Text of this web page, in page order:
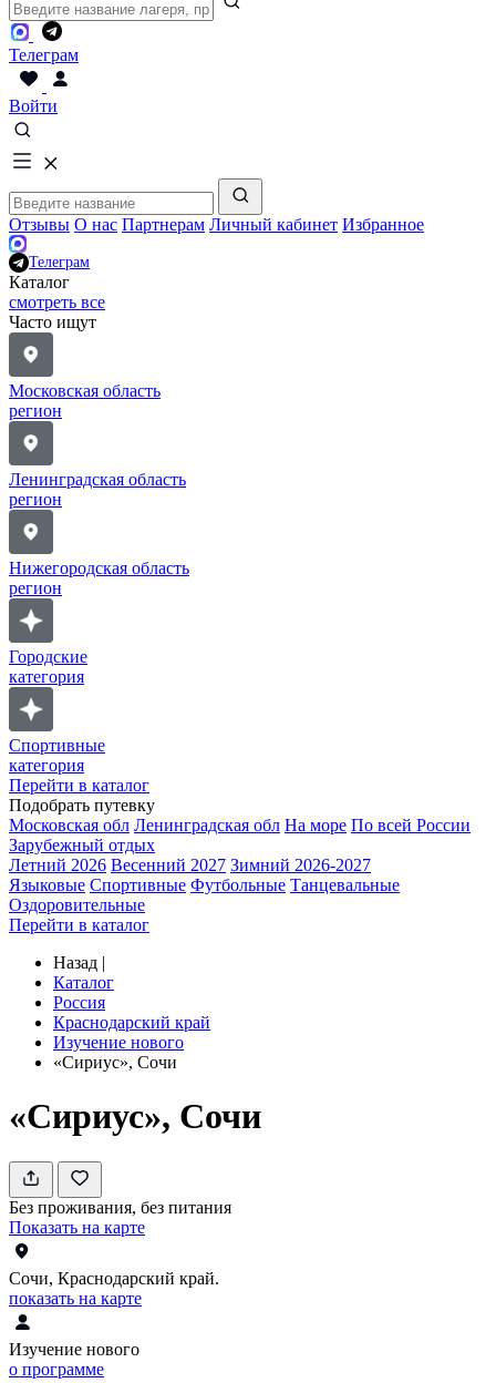
Телеграм
Войти
Отзывы О нас Партнерам Личный кабинет Избранное
Телеграм
Каталог
смотреть все
Часто ищут
Московская область
регион
Ленинградская область
регион
Нижегородская область
регион
Городские
категория
Спортивные
категория
Перейти в каталог
Подобрать путевку
Московская обл Ленинградская обл На море По всей России
Зарубежный отдых
Летний 2026 Весенний 2027 Зимний 2026-2027
Языковые Спортивные Футбольные Танцевальные
Оздоровительные
Перейти в каталог
Назад |
Каталог
Россия
Краснодарский край
Изучение нового
«Сириус», Сочи
«Сириус», Сочи
Без проживания, без питания
Показать на карте
Сочи, Краснодарский край.
показать на карте
Изучение нового
о программе